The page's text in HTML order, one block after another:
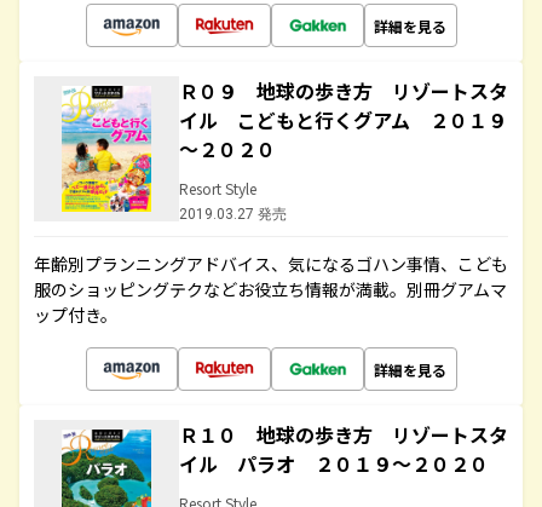
詳細を見る
Ｒ０９ 地球の歩き方 リゾートスタ
イル こどもと行くグアム ２０１９
～２０２０
Resort Style
2019.03.27 発売
年齢別プランニングアドバイス、気になるゴハン事情、こども
服のショッピングテクなどお役立ち情報が満載。別冊グアムマ
ップ付き。
詳細を見る
Ｒ１０ 地球の歩き方 リゾートスタ
イル パラオ ２０１９～２０２０
Resort Style